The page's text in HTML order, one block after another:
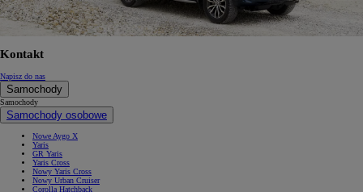
Kontakt
Napisz do nas
Samochody
Samochody
Samochody osobowe
Nowe Aygo X
Yaris
GR Yaris
Yaris Cross
Nowy Yaris Cross
Nowy Urban Cruiser
Corolla Hatchback